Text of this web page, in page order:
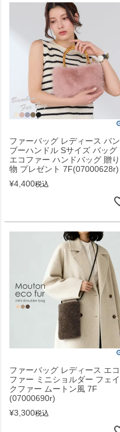
ファーバッグ レディース バン
ブーハンドル Sサイズ バッグ
エコファー ハンドバッグ 贈り
物 プレゼント 7F(07000628r)
¥4,400税込
ファーバッグ レディース エコ
ファー ミニショルダー フェイ
クファー ムートン風 7F
(07000690r)
¥3,300税込